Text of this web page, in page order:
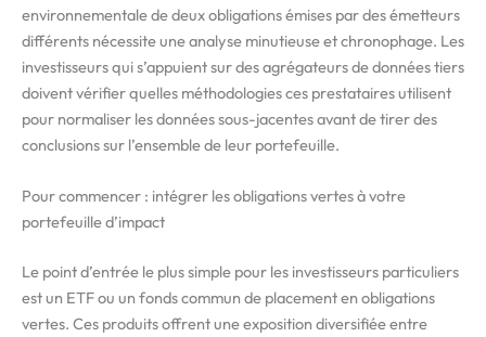
environnementale de deux obligations émises par des émetteurs
différents nécessite une analyse minutieuse et chronophage. Les
investisseurs qui s’appuient sur des agrégateurs de données tiers
doivent vérifier quelles méthodologies ces prestataires utilisent
pour normaliser les données sous-jacentes avant de tirer des
conclusions sur l’ensemble de leur portefeuille.
Pour commencer : intégrer les obligations vertes à votre
portefeuille d’impact
Le point d’entrée le plus simple pour les investisseurs particuliers
est un ETF ou un fonds commun de placement en obligations
vertes. Ces produits offrent une exposition diversifiée entre